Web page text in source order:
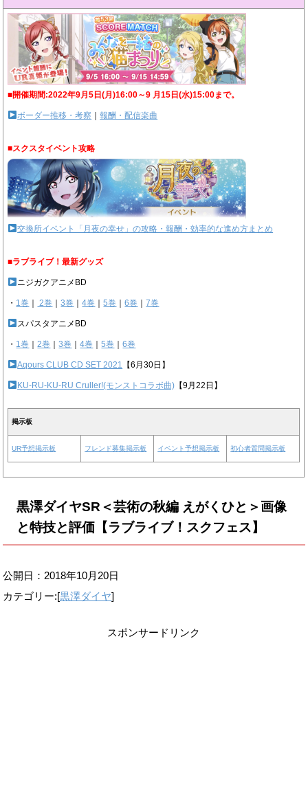
■開催期間:2022年9月5日(月)16:00～9 月15日(水)15:00まで。
ボーダー推移・考察 ｜報酬・配信楽曲
■スクスタイベント攻略
交換所イベント「月夜の幸せ」の攻略・報酬・効率的な進め方まとめ
■ラブライブ！最新グッズ
ニジガクアニメBD
・ 1巻 2巻 ｜3巻 ｜4巻 ｜5巻 ｜6巻 ｜7巻
スパスタアニメBD
・ 1巻 ｜2巻 ｜3巻 ｜4巻 ｜5巻 ｜6巻
Aqours CLUB CD SET 2021 【6月30日】
KU-RU-KU-RU Cruller!(モンストコラボ曲) 【9月22日】
掲示板
UR予想掲示板 フレンド募集掲示板 イベント予想掲示板 初心者質問掲示板
黒澤ダイヤSR＜芸術の秋編 えがくひと＞画像
と特技と評価【ラブライブ！スクフェス】
公開日： 2018年10月20日
カテゴリー:[黒澤ダイヤ]
スポンサードリンク